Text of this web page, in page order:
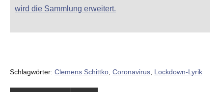
wird die Sammlung erweitert.
Schlagwörter: Clemens Schittko, Coronavirus, Lockdown-Lyrik